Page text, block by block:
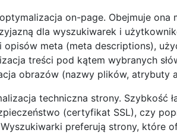
on-page. Obejmuje
dla wyszukiwarek i
meta (meta descriptions),
treści pod kątem wybranych
obrazów (nazwy plików, atrybuty
techniczna strony. Szybkość
(certyfikat SSL), czy
preferują strony, które